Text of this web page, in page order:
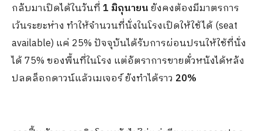
กลับมาเปิดได้ในวันที่ 1 มิถุนายนยังคงต้องมีมาตรการ
เว้นระยะห่าง ทำให้จำนวนที่นั่งในโรงเปิดให้ใช้ได้ (seat
available) แค่ 25% ปัจจุบันได้รับการผ่อนปรนให้ใช้ที่นั่ง
ได้ 75% ของพื้นที่ในโรง แต่อัตราการขายตั๋วหนังได้หลัง
ปลดล็อกดาวน์แล้วเมเจอร์ ยังทำได้ราว 20%